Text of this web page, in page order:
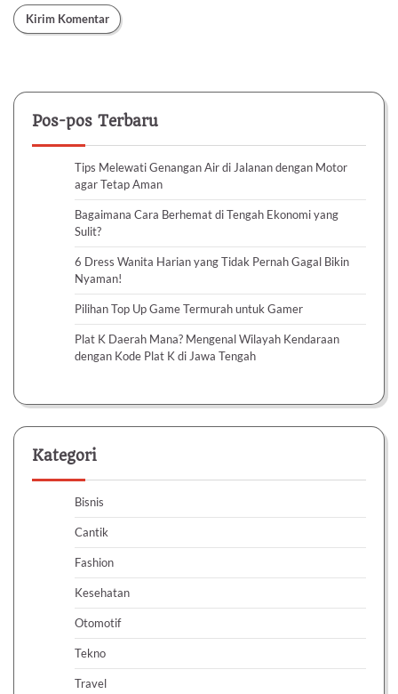
Pos-pos Terbaru
Tips Melewati Genangan Air di Jalanan dengan Motor
agar Tetap Aman
Bagaimana Cara Berhemat di Tengah Ekonomi yang
Sulit?
6 Dress Wanita Harian yang Tidak Pernah Gagal Bikin
Nyaman!
Pilihan Top Up Game Termurah untuk Gamer
Plat K Daerah Mana? Mengenal Wilayah Kendaraan
dengan Kode Plat K di Jawa Tengah
Kategori
Bisnis
Cantik
Fashion
Kesehatan
Otomotif
Tekno
Travel